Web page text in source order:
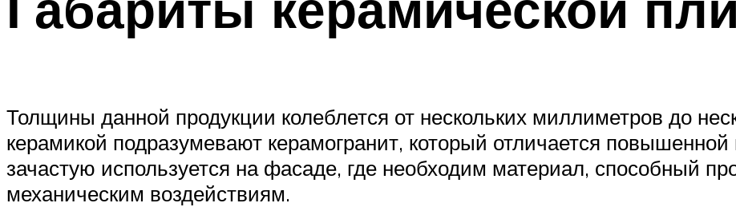
Толщины данной продукции колеблется от нескольких миллиметров до
керамикой подразумевают керамогранит, который отличается
зачастую используется на фасаде, где необходим материал, способный
механическим воздействиям.